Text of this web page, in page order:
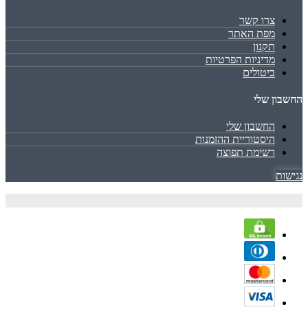
צרו קשר
מפת האתר
תקנון
מדיניות הפרטיות
ביטולים
החשבון שלי
החשבון שלי
היסטוריית ההזמנות
רשימת תפוצה
נגישות